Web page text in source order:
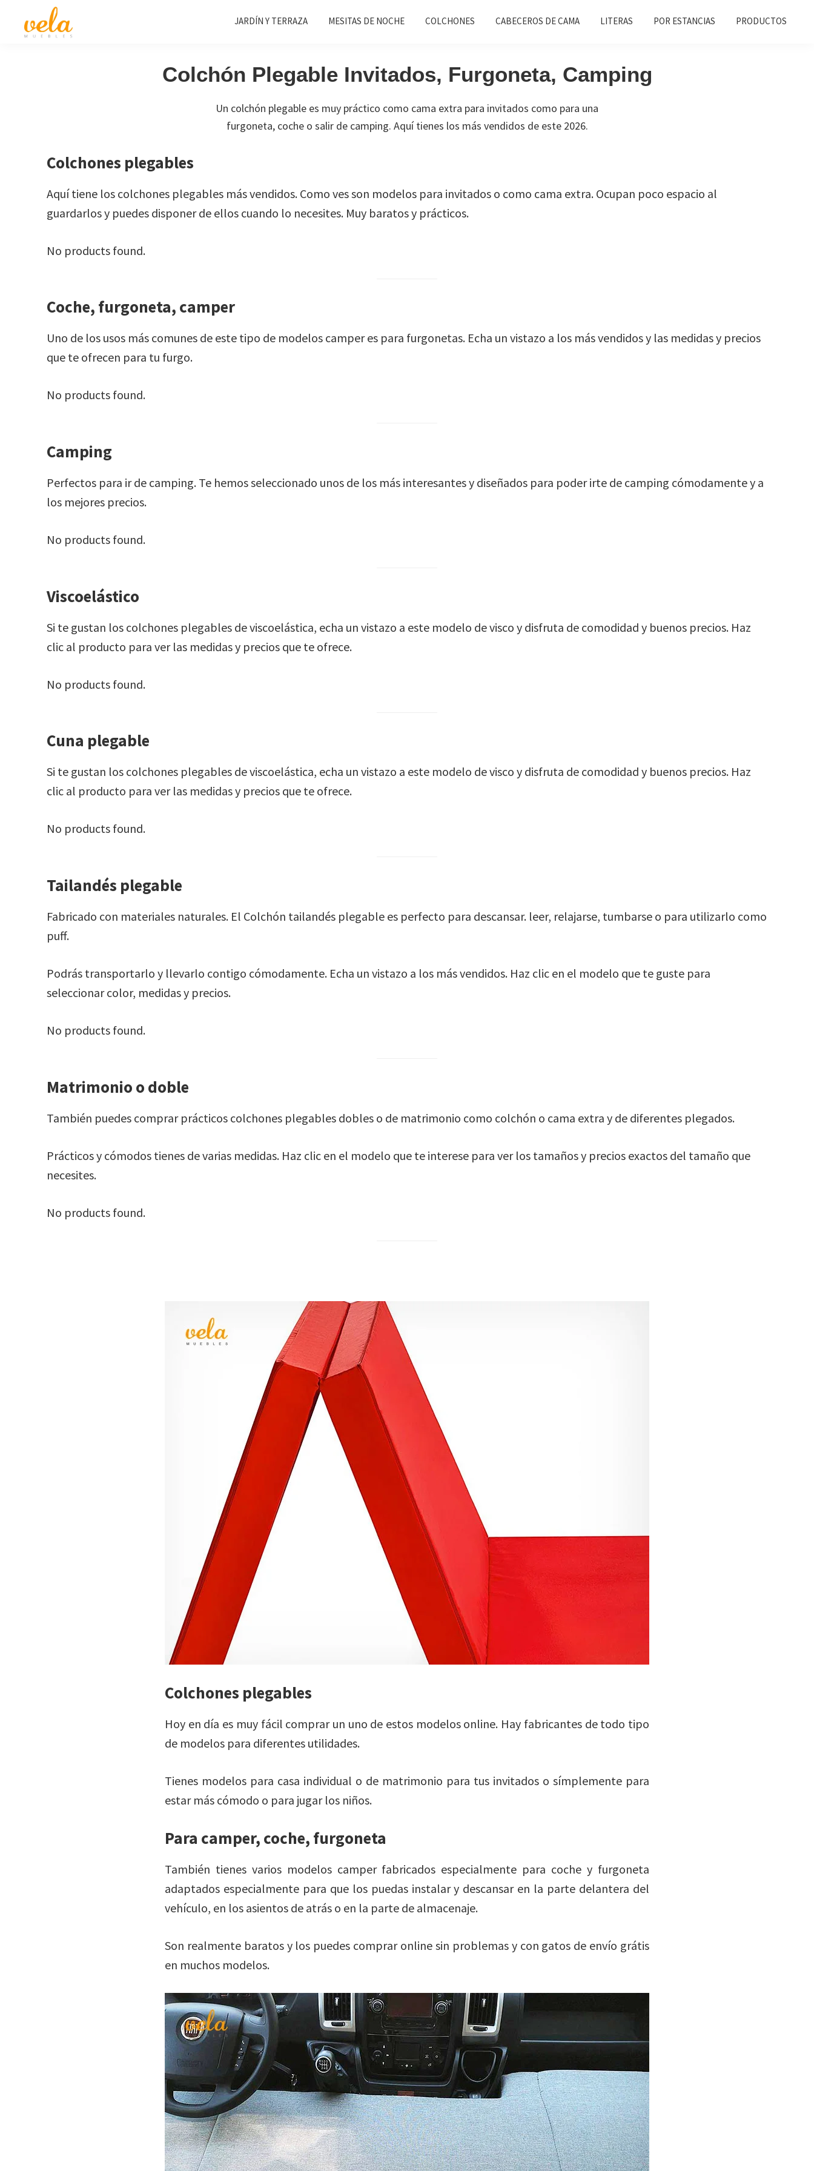
JARDÍN Y TERRAZA MESITAS DE NOCHE COLCHONES CABECEROS DE CAMA LITERAS POR ESTANCIAS PRODUCTOS
Colchón Plegable Invitados, Furgoneta, Camping
Un colchón plegable es muy práctico como cama extra para invitados como para una
furgoneta, coche o salir de camping. Aquí tienes los más vendidos de este 2026.
Colchones plegables
Aquí tiene los colchones plegables más vendidos. Como ves son modelos para invitados o como cama extra. Ocupan poco espacio al
guardarlos y puedes disponer de ellos cuando lo necesites. Muy baratos y prácticos.
No products found.
Coche, furgoneta, camper
Uno de los usos más comunes de este tipo de modelos camper es para furgonetas. Echa un vistazo a los más vendidos y las medidas y precios
que te ofrecen para tu furgo.
No products found.
Camping
Perfectos para ir de camping. Te hemos seleccionado unos de los más interesantes y diseñados para poder irte de camping cómodamente y a
los mejores precios.
No products found.
Viscoelástico
Si te gustan los colchones plegables de viscoelástica, echa un vistazo a este modelo de visco y disfruta de comodidad y buenos precios. Haz
clic al producto para ver las medidas y precios que te ofrece.
No products found.
Cuna plegable
Si te gustan los colchones plegables de viscoelástica, echa un vistazo a este modelo de visco y disfruta de comodidad y buenos precios. Haz
clic al producto para ver las medidas y precios que te ofrece.
No products found.
Tailandés plegable
Fabricado con materiales naturales. El Colchón tailandés plegable es perfecto para descansar. leer, relajarse, tumbarse o para utilizarlo como
puff.
Podrás transportarlo y llevarlo contigo cómodamente. Echa un vistazo a los más vendidos. Haz clic en el modelo que te guste para
seleccionar color, medidas y precios.
No products found.
Matrimonio o doble
También puedes comprar prácticos colchones plegables dobles o de matrimonio como colchón o cama extra y de diferentes plegados.
Prácticos y cómodos tienes de varias medidas. Haz clic en el modelo que te interese para ver los tamaños y precios exactos del tamaño que
necesites.
No products found.
Colchones plegables
Hoy en día es muy fácil comprar un uno de estos modelos online. Hay fabricantes de todo tipo
de modelos para diferentes utilidades.
Tienes modelos para casa individual o de matrimonio para tus invitados o símplemente para
estar más cómodo o para jugar los niños.
Para camper, coche, furgoneta
También tienes varios modelos camper fabricados especialmente para coche y furgoneta
adaptados especialmente para que los puedas instalar y descansar en la parte delantera del
vehículo, en los asientos de atrás o en la parte de almacenaje.
Son realmente baratos y los puedes comprar online sin problemas y con gatos de envío grátis
en muchos modelos.